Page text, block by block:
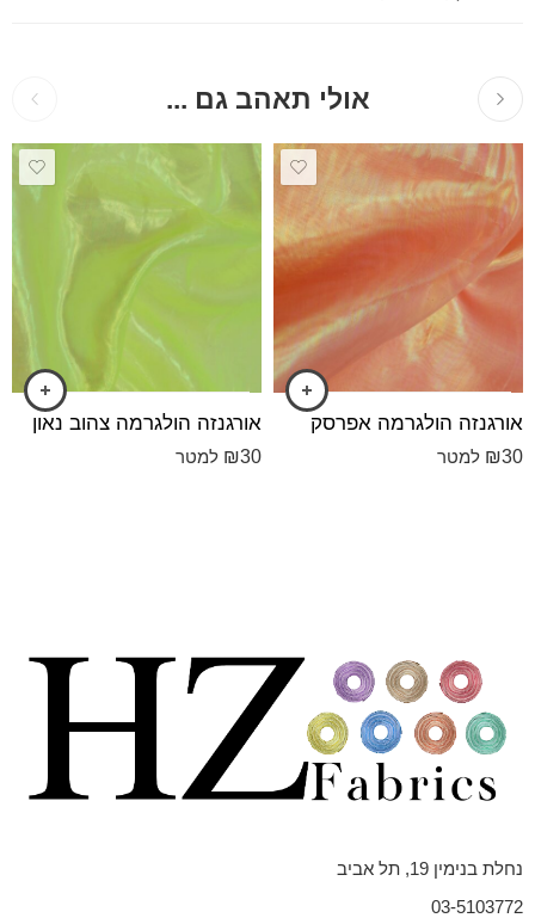
אולי תאהב גם ...
אורגנזה הולגרמה אפרסק
₪30 למטר
אורגנזה הולגרמה צהוב נאון
₪30 למטר
נחלת בנימין 19, תל אביב
03-5103772